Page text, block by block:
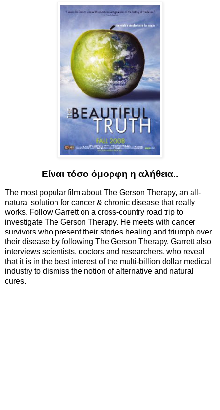
Είναι τόσο όμορφη η αλήθεια..
The most popular film about The Gerson Therapy, an all-
natural solution for cancer & chronic disease that really
works. Follow Garrett on a cross-country road trip to
investigate The Gerson Therapy. He meets with cancer
survivors who present their stories healing and triumph over
their disease by following The Gerson Therapy. Garrett also
interviews scientists, doctors and researchers, who reveal
that it is in the best interest of the multi-billion dollar medical
industry to dismiss the notion of alternative and natural
cures.